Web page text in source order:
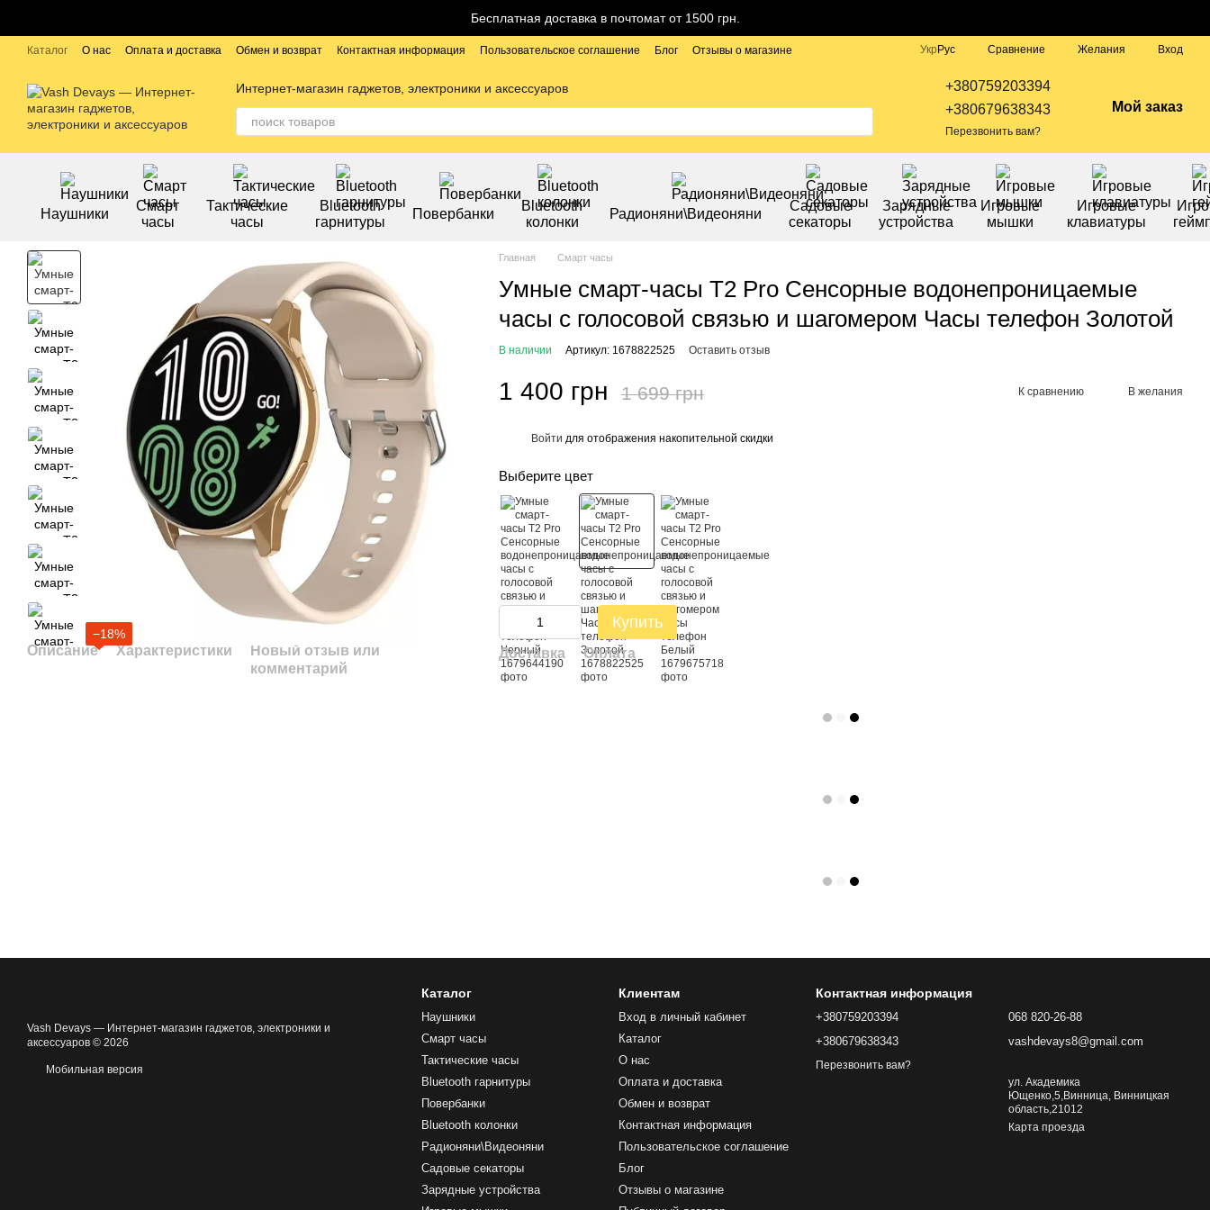
Бесплатная доставка в почтомат от 1500 грн.
Каталог О нас Оплата и доставка Обмен и возврат Контактная информация Пользовательское соглашение Блог
Отзывы о магазине
Укр Рус Сравнение Желания Вход
Интернет-магазин гаджетов, электроники и аксессуаров
+380759203394
+380679638343
Перезвонить вам?
Мой заказ
Наушники
Смарт
часы
Тактические
часы
Bluetooth
гарнитуры
Повербанки
Bluetooth
колонки
Радионяни\Видеоняни
Садовые
секаторы
Зарядные
устройства
Игровые
мышки
Игровые
клавиатуры
−18%
Описание Характеристики
Новый отзыв или
комментарий
Главная Смарт часы
Умные смарт-часы T2 Pro Сенсорные водонепроницаемые
часы с голосовой связью и шагомером Часы телефон Золотой
В наличии Артикул: 1678822525 Оставить отзыв
1 400 грн 1 699 грн К сравнению В желания
Войти для отображения накопительной скидки
Выберите цвет
Купить
Доставка Оплата
Vash Devays — Интернет-магазин гаджетов, электроники и
аксессуаров © 2026
Мобильная версия
Каталог
Наушники
Смарт часы
Тактические часы
Bluetooth гарнитуры
Повербанки
Bluetooth колонки
Радионяни\Видеоняни
Садовые секаторы
Зарядные устройства
Клиентам
Вход в личный кабинет
Каталог
О нас
Оплата и доставка
Обмен и возврат
Контактная информация
Пользовательское соглашение
Блог
Отзывы о магазине
Контактная информация
+380759203394
+380679638343
Перезвонить вам?
068 820-26-88
vashdevays8@gmail.com
ул. Академика
Ющенко,5,Винница, Винницкая
область,21012
Карта проезда